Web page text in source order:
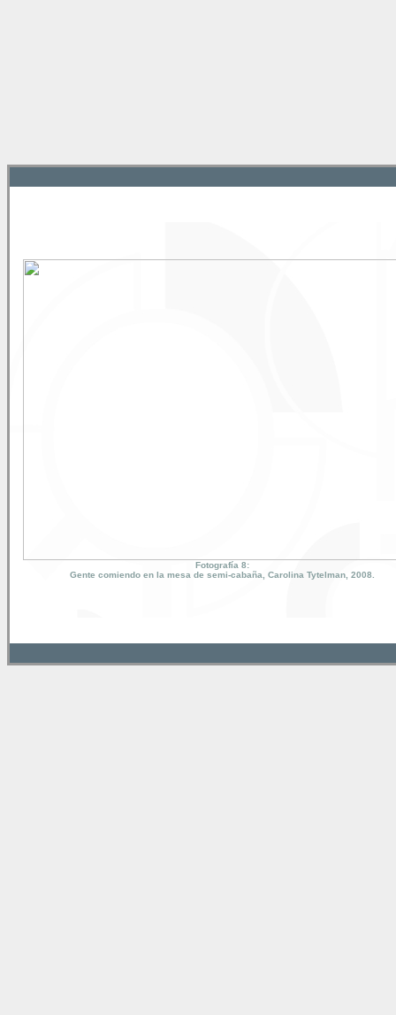
Fotografía 8:
Gente comiendo en la mesa de semi-cabaña, Carolina Tytelman, 2008.